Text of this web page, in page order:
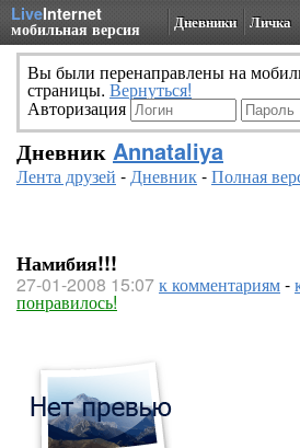
LiveInternet
мобильная версия Дневники Личка
Вы были перенаправлены на
страницы. Вернуться!
Авторизация
Дневник Annataliya
Лента друзей -Дневник-Полная
Намибия!!!
27-01-2008 15:07к комментариям-
понравилось!